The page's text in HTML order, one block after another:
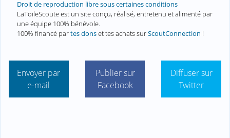
Droit de reproduction libre sous certaines conditions
LaToileScoute est un site conçu, réalisé, entretenu et alimenté par
une équipe 100% bénévole.
100% financé partes donset tes achats surScoutConnection !
Envoyer par
e-mail
Publier sur
Facebook
Diffuser sur
Twitter